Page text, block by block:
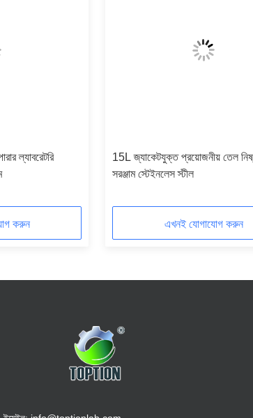
ল্যাবরেটরি
করুন
15L জ্যাকেটযুক্ত প্রয়োজনীয় তেল
সরঞ্জাম স্টেইনলেস স্টীল
এখনই যোগাযোগ করুন